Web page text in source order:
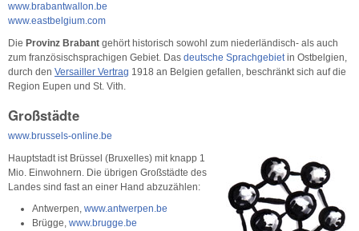
www.brabantwallon.be
www.eastbelgium.com
Die Provinz Brabant gehört historisch sowohl zum niederländisch- als auch
zum französischsprachigen Gebiet. Das deutsche Sprachgebiet in Ostbelgien,
durch den Versailler Vertrag 1918 an Belgien gefallen, beschränkt sich auf die
Region Eupen und St. Vith.
Großstädte
www.brussels-online.be
Hauptstadt ist Brüssel (Bruxelles) mit knapp 1
Mio. Einwohnern. Die übrigen Großstädte des
Landes sind fast an einer Hand abzuzählen:
Antwerpen, www.antwerpen.be
Brügge, www.brugge.be